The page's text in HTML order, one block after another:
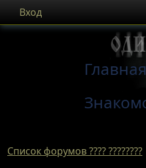
Вход
Главная
Список форумов ???? ????????